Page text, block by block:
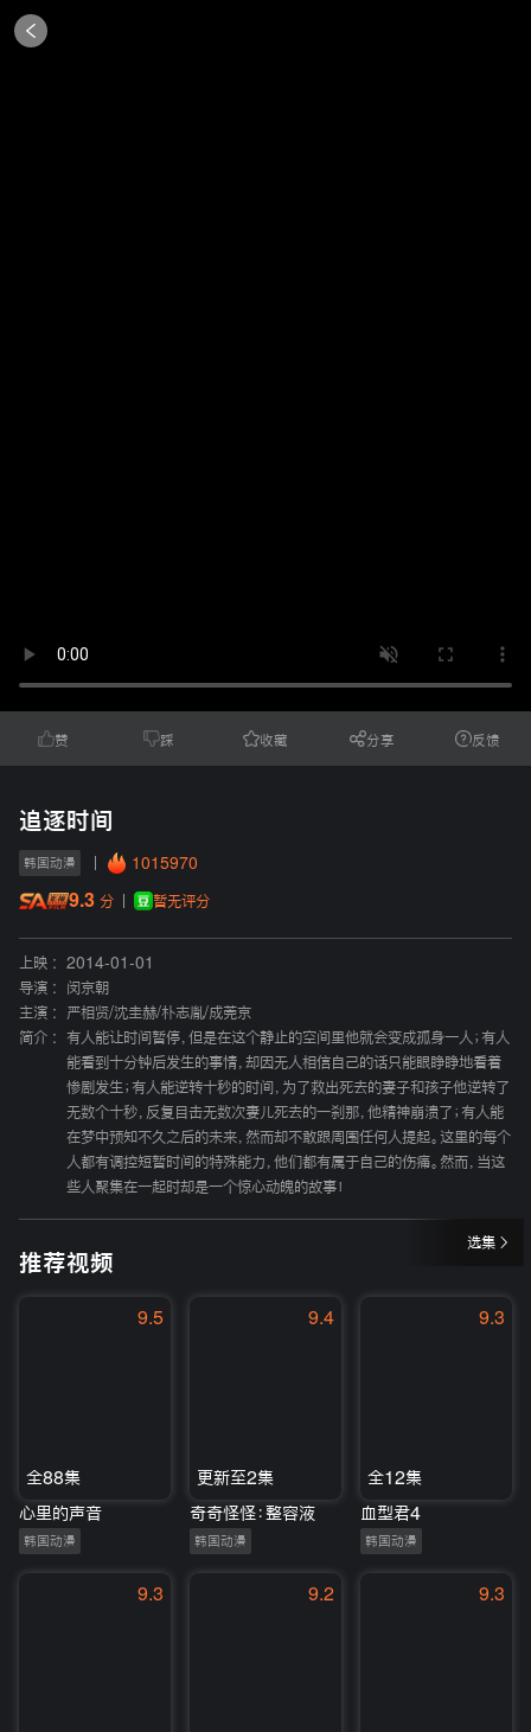
赞 踩 收藏 分享 反馈
追逐时间
韩国动漫 1015970
9.3 分 暂无评分
上映 :
2014-01-01
导演 :
闵京朝
主演 :
严相贤/沈圭赫/朴志胤/成莞京
简介 :
有人能让时间暂停，但是在这个静止的空间里他就会变成孤身一人；有人
能看到十分钟后发生的事情，却因无人相信自己的话只能眼睁睁地看着
惨剧发生；有人能逆转十秒的时间，为了救出死去的妻子和孩子他逆转了
无数个十秒，反复目击无数次妻儿死去的一刹那，他精神崩溃了；有人能
在梦中预知不久之后的未来，然而却不敢跟周围任何人提起。这里的每个
人都有调控短暂时间的特殊能力，他们都有属于自己的伤痛。然而，当这
些人聚集在一起时却是一个惊心动魄的故事！
选集
推荐视频
9.5
全88集
心里的声音
韩国动漫
9.4
更新至2集
奇奇怪怪：整容液
韩国动漫
9.3
全12集
血型君4
韩国动漫
9.3 9.2 9.3